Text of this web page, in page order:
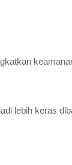
lebih keras